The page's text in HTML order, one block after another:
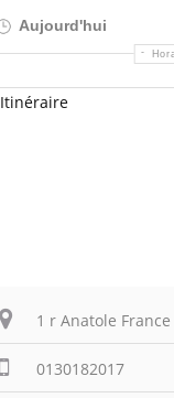
Aujourd'hui
Itinéraire
1 r Anatole France
0130182017